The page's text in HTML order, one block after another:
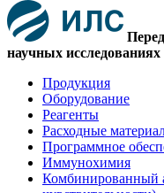
научных исследованиях
Продукция
Оборудование
Реагенты
Расходные
Программное
Иммунохимия
Комбинированный